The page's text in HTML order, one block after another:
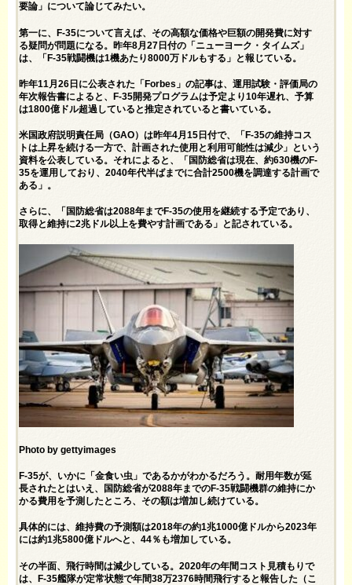
要論」について論じてみたい。
第一に、F-35について言えば、その高額な価格や巨額の開発費に対す
る疑問が問題になる。昨年8月27日付の 「ニューヨーク・タイムズ」
は、「F-35戦闘機は1機あたり8000万ドルもする」と報じている。
昨年11月26日に公表された「Forbes」の記事は、運用試験・評価局の
年次報告書によると、F-35開発プログラムは予定より10年遅れ、予算
は1800億ドル超過していると推定されていると書いている。
米国政府説明責任局（GAO）は昨年4月15日付で、「F-35の維持コス
トは上昇を続ける一方で、計画された使用と利用可能性は減少」という
資料を公表している。それによると、「国防総省は現在、約630機のF-
35を運用しており、2040年代半ばまでに合計2500機を調達する計画で
ある」。
さらに、「国防総省は2088年までF-35の使用を継続する予定であり、
取得と維持に2兆ドル以上を費やす計画である」と記されている。
Photo by gettyimages
F-35が、いかに「金食い虫」であるかがわかるだろう。耐用年数が延
長されたとはいえ、国防総省が2088年までのF-35戦闘機群の維持にか
かる費用を予測したところ、その額は増加し続けている。
具体的には、維持費の予測額は2018年の約1兆1000億ドルから2023年
には約1兆5800億ドルへと、44％も増加している。
その半面、飛行時間は減少している。2020年の年間コスト見積もりで
は、F-35艦隊が定常状態で年間38万2376時間飛行すると報告した（こ